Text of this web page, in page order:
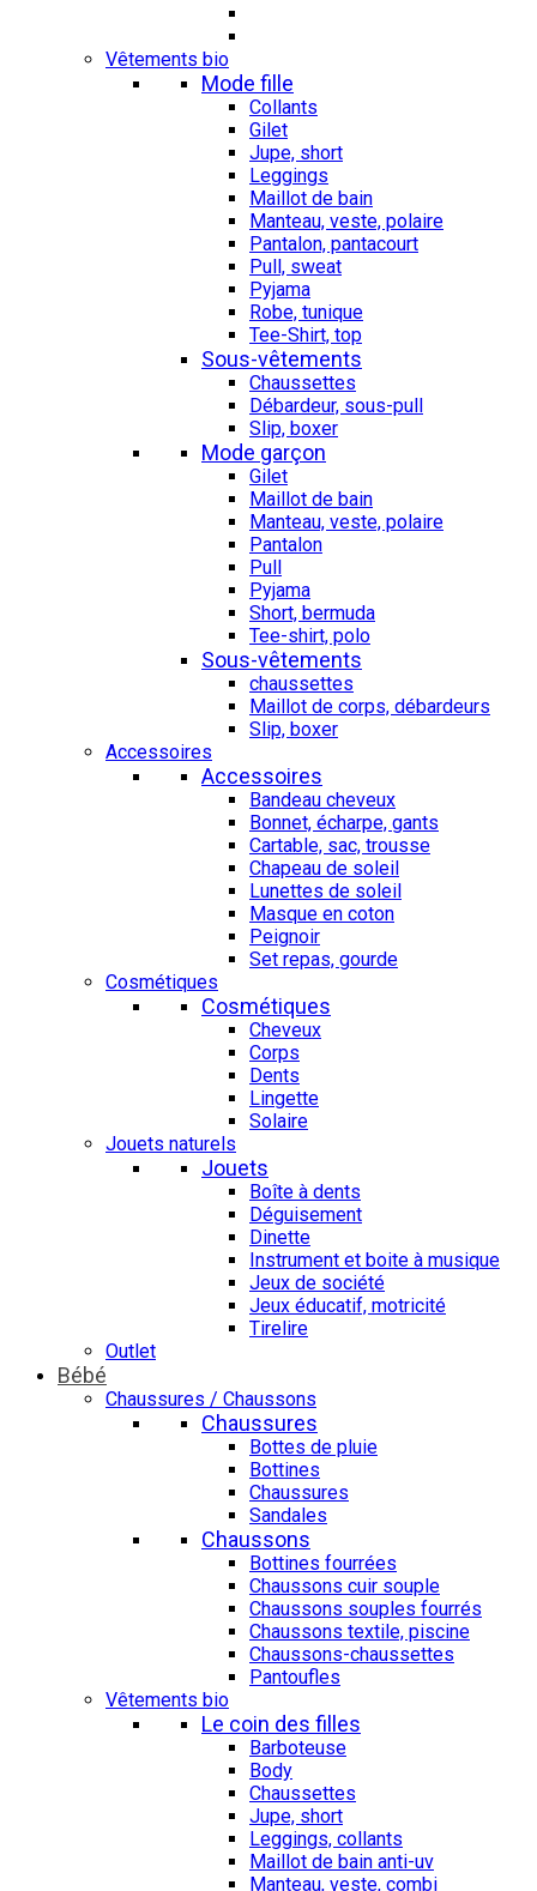
Vêtements bio
Mode fille
Collants
Gilet
Jupe, short
Leggings
Maillot de bain
Manteau, veste, polaire
Pantalon, pantacourt
Pull, sweat
Pyjama
Robe, tunique
Tee-Shirt, top
Sous-vêtements
Chaussettes
Débardeur, sous-pull
Slip, boxer
Mode garçon
Gilet
Maillot de bain
Manteau, veste, polaire
Pantalon
Pull
Pyjama
Short, bermuda
Tee-shirt, polo
Sous-vêtements
chaussettes
Maillot de corps, débardeurs
Slip, boxer
Accessoires
Accessoires
Bandeau cheveux
Bonnet, écharpe, gants
Cartable, sac, trousse
Chapeau de soleil
Lunettes de soleil
Masque en coton
Peignoir
Set repas, gourde
Cosmétiques
Cosmétiques
Cheveux
Corps
Dents
Lingette
Solaire
Jouets naturels
Jouets
Boîte à dents
Déguisement
Dinette
Instrument et boite à musique
Jeux de société
Jeux éducatif, motricité
Tirelire
Outlet
Bébé
Chaussures / Chaussons
Chaussures
Bottes de pluie
Bottines
Chaussures
Sandales
Chaussons
Bottines fourrées
Chaussons cuir souple
Chaussons souples fourrés
Chaussons textile, piscine
Chaussons-chaussettes
Pantoufles
Vêtements bio
Le coin des filles
Barboteuse
Body
Chaussettes
Jupe, short
Leggings, collants
Maillot de bain anti-uv
Manteau, veste, combi